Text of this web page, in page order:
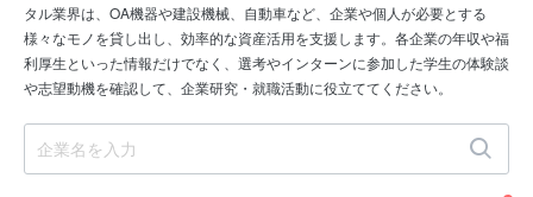
タル業界は、OA機器や建設機械、自動車など、企業や個人が必要とする
様々なモノを貸し出し、効率的な資産活用を支援します。各企業の年収や福
利厚生といった情報だけでなく、選考やインターンに参加した学生の体験談
や志望動機を確認して、企業研究・就職活動に役立ててください。